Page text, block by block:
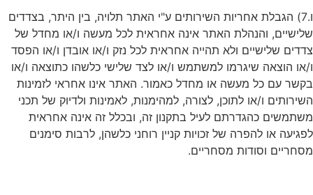
ו.7) הגבלת אחריות השירותים ע"י האתר תלויה, בין היתר, בצדדים
שלישיים, והנהלת האתר אינה אחראית לכל מעשה ו/או מחדל של
צדדים שלישיים ולא תהייה אחראית לכל נזק ו/או אובדן ו/או הפסד
ו/או הוצאה שיגרמו למשתמש ו/או לצד שלישי כלשהו כתוצאה ו/או
בקשר עם כל מעשה או מחדל כאמור. האתר אינו אחראי לזמינות
השירותים ו/או לתוכן, לצורה, למהימנות, לאמינות ולדיוק של תכני
משתמשים כהגדרתם לעיל בתקנון זה, ובכלל זה אינה אחראית
לפגיעה או להפרה של זכויות קניין רוחני כלשהן, לרבות סימנים
מסחריים וסודות מסחריים.